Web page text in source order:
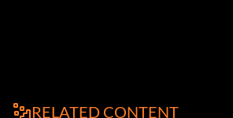
RELATED CONTENT